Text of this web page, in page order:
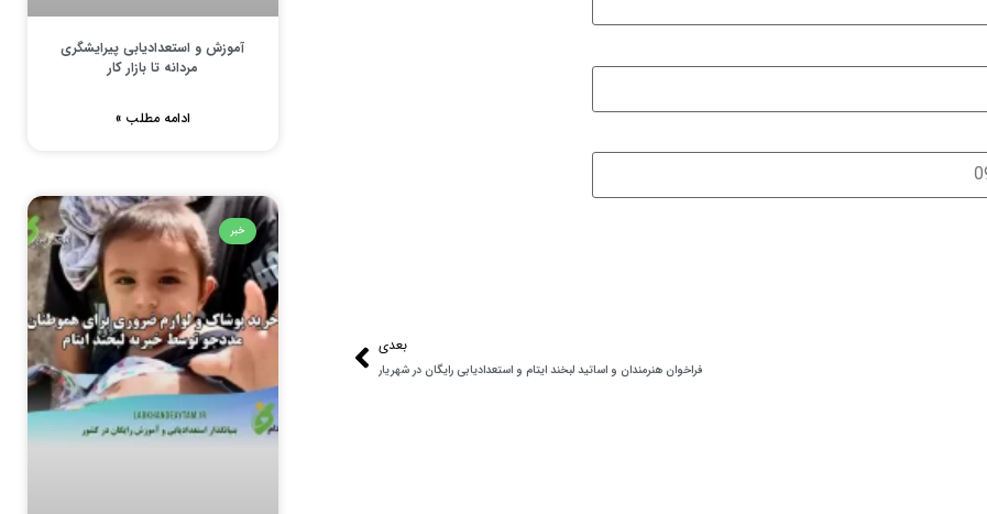
بعدی
فراخوان هنرمندان و اساتید لبخند ایتام و استعدادیابی رایگان در شهریار
آموزش و استعدادیابی پیرایشگری
مردانه تا بازار کار
ادامه مطلب »
خبر